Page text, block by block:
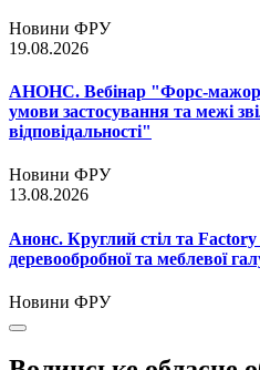
Новини ФРУ
19.08.2026
АНОНС. Вебінар "Форс-мажор
умови застосування та межі
відповідальності"
Новини ФРУ
13.08.2026
Анонс. Круглий стіл та
деревообробної та меблевої
Новини ФРУ